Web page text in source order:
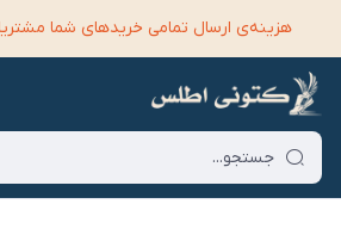
هزینه‌ی ارسال تمامی خرید‌های شما